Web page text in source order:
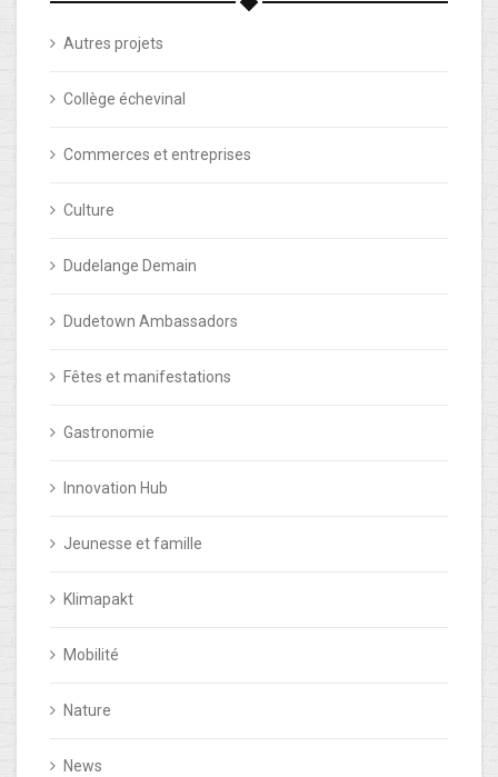
Autres projets
Collège échevinal
Commerces et entreprises
Culture
Dudelange Demain
Dudetown Ambassadors
Fêtes et manifestations
Gastronomie
Innovation Hub
Jeunesse et famille
Klimapakt
Mobilité
Nature
News